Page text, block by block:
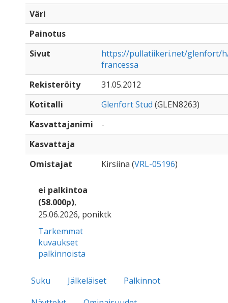
Väri
Painotus
Sivut
https://pullatiikeri.net/glenfort/
francessa
Rekisteröity
31.05.2012
Kotitalli
Glenfort Stud (GLEN8263)
Kasvattajanimi
-
Kasvattaja
Omistajat
Kirsiina (VRL-05196)
ei palkintoa
(58.000p),
25.06.2026, poniktk
Tarkemmat
kuvaukset
palkinnoista
Suku Jälkeläiset
Palkinnot